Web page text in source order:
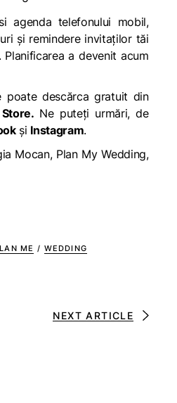
agenda telefonului mobil,
și remindere invitaților tăi
a devenit acum
poate descărca gratuit din
. Ne puteți urmări, de
și Instagram.
Mocan, Plan My Wedding,
ME / WEDDING
NEXT ARTICLE